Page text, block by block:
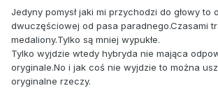
Jedyny pomysł jaki mi przychodzi do głowy to
dwuczęściowej od pasa paradnego.Czasami
medaliony.Tylko są mniej wypukłe.
Tylko wyjdzie wtedy hybryda nie mająca
oryginale.No i jak coś nie wyjdzie to można
oryginalne rzeczy.